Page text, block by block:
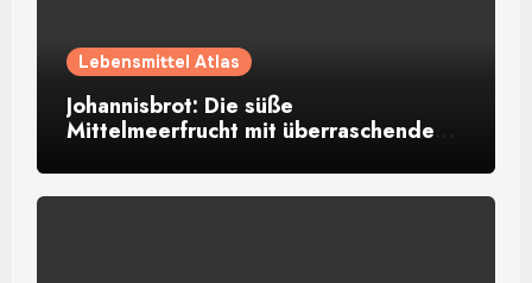
Lebensmittel Atlas
Johannisbrot: Die süße
Mittelmeerfrucht mit überraschendem